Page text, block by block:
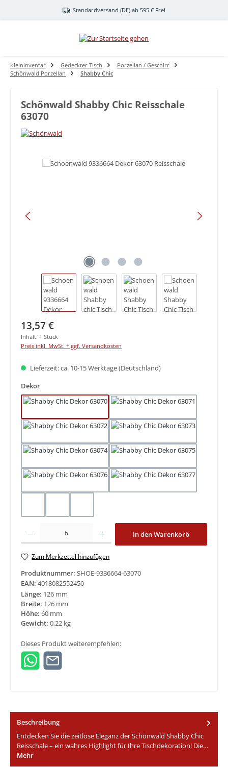
Zum Hauptinhalt springenStandardversand (DE) ab 595 € Frei
Kleininventar Gedeckter Tisch
Porzellan / Geschirr
Schönwald Porzellan
Shabby Chic
Schönwald Shabby Chic Reisschale
63070
Bildergalerie überspringen
Regulärer Preis:
13,57 €
Inhalt: 1 Stück
Preis inkl. MwSt. + ggf. Versandkosten
Lieferzeit: ca. 10-15 Werktage (Deutschland)
Dekorauswählen
Produkt Anzahl: Gib den gewünschten Wert ein oder benutze die
In den Warenkorb
Zum Merkzettel hinzufügen
Produktnummer: SHOE-9336664-63070
EAN: 4018082552450
Länge: 126 mm
Breite: 126 mm
Höhe: 60 mm
Gewicht: 0,22 kg
Dieses Produkt weiterempfehlen:
Beschreibung
Entdecken Sie die zeitlose Eleganz der Schönwald Shabby Chic
Reisschale – ein wahres Highlight für Ihre Tischdekoration! Die…
Mehr